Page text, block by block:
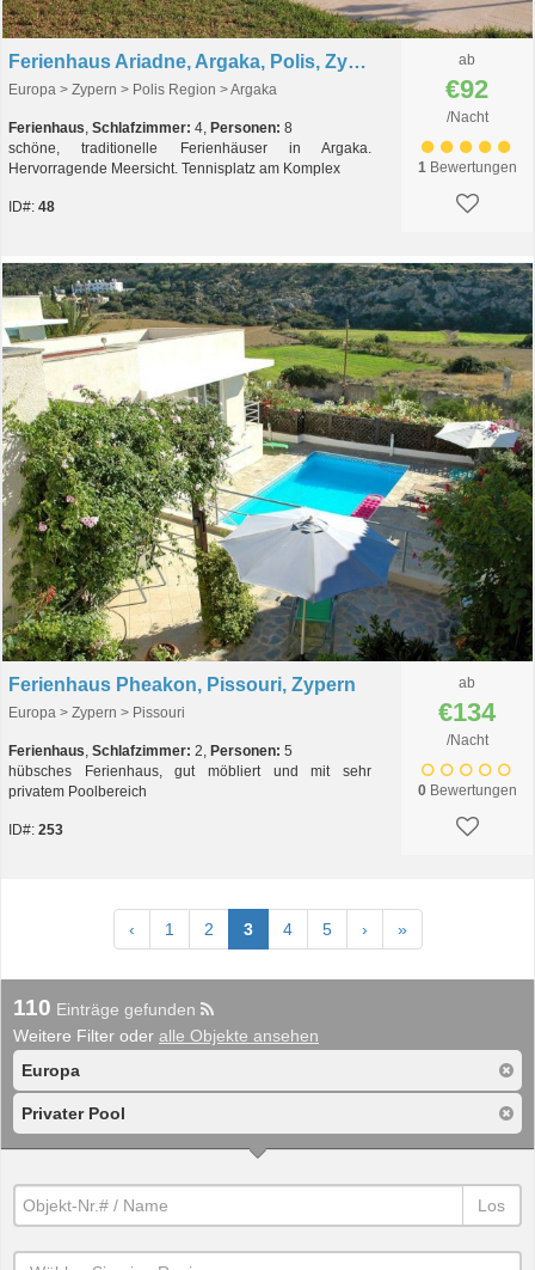
Ferienhaus Ariadne, Argaka, Polis, Zypern
Europa > Zypern > Polis Region > Argaka
Ferienhaus, Schlafzimmer: 4, Personen: 8
schöne, traditionelle Ferienhäuser in Argaka.
Hervorragende Meersicht. Tennisplatz am Komplex
ID#: 48
ab
€92
/Nacht
1Bewertungen
Ferienhaus Pheakon, Pissouri, Zypern
Europa > Zypern > Pissouri
Ferienhaus, Schlafzimmer: 2, Personen: 5
hübsches Ferienhaus, gut möbliert und mit sehr
privatem Poolbereich
ID#: 253
ab
€134
/Nacht
0Bewertungen
‹ 1 2 3 4 5 › »
110 Einträge gefunden
Weitere Filter oder alle Objekte ansehen
Europa
Privater Pool
Los